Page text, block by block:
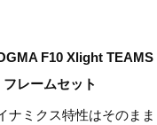
F10 Xlight TEAMS
レームセット
ナミクス特性はそのまま